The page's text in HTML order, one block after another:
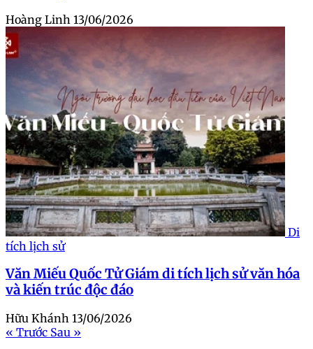
Hoàng Linh 13/06/2026
Di
tích lịch sử
Văn Miếu Quốc Tử Giám di tích lịch sử văn hóa
và kiến trúc độc đáo
Hữu Khánh 13/06/2026
« Trước Sau »